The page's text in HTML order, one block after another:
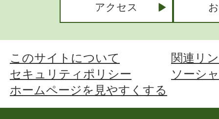
アクセス
このサイトについて
関連リ
セキュリティポリシー
ソーシ
ホームページを見やすくする